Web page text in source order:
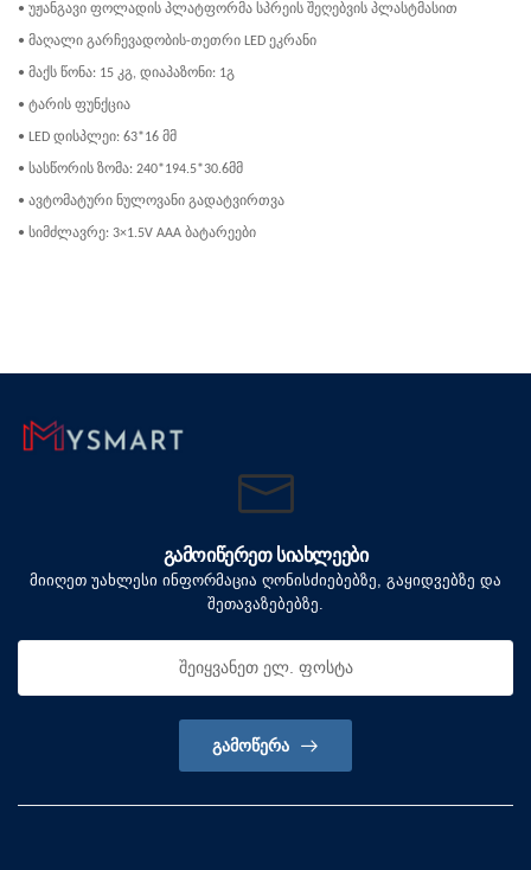
• უჟანგავი ფოლადის პლატფორმა სპრეის შეღებვის პლასტმასით
• მაღალი გარჩევადობის-თეთრი LED ეკრანი
• მაქს წონა: 15 კგ, დიაპაზონი: 1გ
• ტარის ფუნქცია
• LED დისპლეი: 63*16 მმ
• სასწორის ზომა: 240*194.5*30.6მმ
• ავტომატური ნულოვანი გადატვირთვა
• სიმძლავრე: 3×1.5V AAA ბატარეები
ᲒᲐᲛᲝᲘᲬᲔᲠᲔᲗ ᲡᲘᲐᲮᲚᲔᲔᲑᲘ
მიიღეთ უახლესი ინფორმაცია ღონისძიებებზე, გაყიდვებზე და
შეთავაზებებზე.
ᲒᲐᲛᲝᲬᲔᲠᲐ